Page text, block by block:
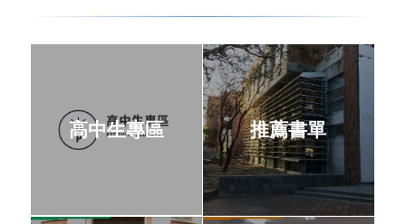
高中生專區 推薦書單